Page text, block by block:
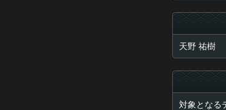
天野 祐樹
対象となる